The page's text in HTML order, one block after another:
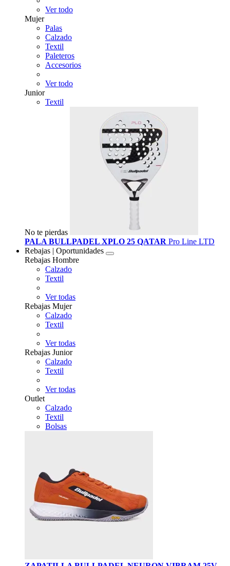
Ver todo
Mujer
Palas
Calzado
Textil
Paleteros
Accesorios
Ver todo
Junior
Textil
No te pierdas
PALA BULLPADEL XPLO 25 QATAR Pro Line LTD
Rebajas | Oportunidades
Rebajas Hombre
Calzado
Textil
Ver todas
Rebajas Mujer
Calzado
Textil
Ver todas
Rebajas Junior
Calzado
Textil
Ver todas
Outlet
Calzado
Textil
Bolsas